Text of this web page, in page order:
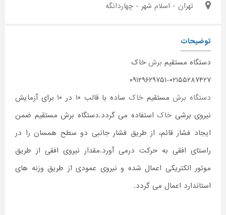
تهران - اسلام شهر - چهاردانگه
توضیحات
دستگاه مستقیم برش خاک
۰۹۱۲۹۶۲۹۷۵۱-۰۲۱۵۵۲۸۷۴۲۷
دستگاه برشمستقیمخاک
ساده با قالب ۱۰ در ۱۰ برای آزمایش
نیروی برشی خاک استفاده می گردد.دستگاه برش مستقیم ضمن
ایجاد فشار قائم، از طریق فشار جانبی دو سطح همسان را در
راستای افقی به حرکت درمی آورد.مقدار نیروی افقی از طریق
موتور الکتریکی اعمال شده و نیروی عمودی از طریق وزنه های
استاندارد اعمال می گردد.